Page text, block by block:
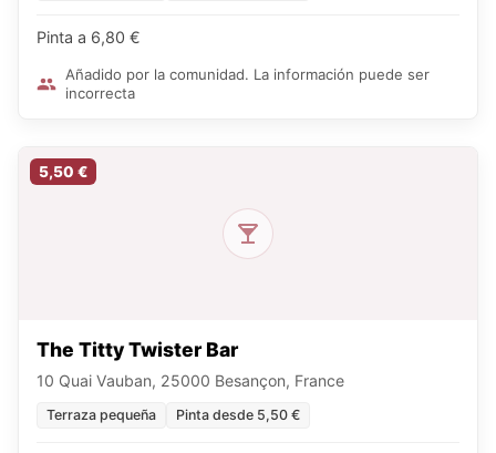
Pinta a 6,80 €
Añadido por la comunidad. La información puede ser
incorrecta
5,50 €
The Titty Twister Bar
10 Quai Vauban, 25000 Besançon, France
Terraza pequeña Pinta desde 5,50 €